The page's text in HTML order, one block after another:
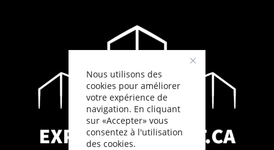
Nous utilisons des
cookies pour améliorer
votre expérience de
navigation. En cliquant
sur «Accepter» vous
consentez à l'utilisation
des cookies.